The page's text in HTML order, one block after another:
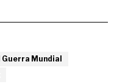
I Guerra Mundial